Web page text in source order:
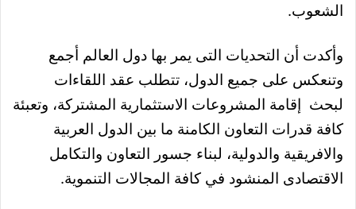
الشعوب.
وأكدت أن التحديات التى يمر بها دول العالم أجمع
وتنعكس على جميع الدول، تتطلب عقد اللقاءات
لبحث إقامة المشروعات الاستثمارية المشتركة، وتعبئة
كافة قدرات التعاون الكامنة ما بين الدول العربية
والافريقية والدولية، لبناء جسور التعاون والتكامل
الاقتصادى المنشود في كافة المجالات التنموية.